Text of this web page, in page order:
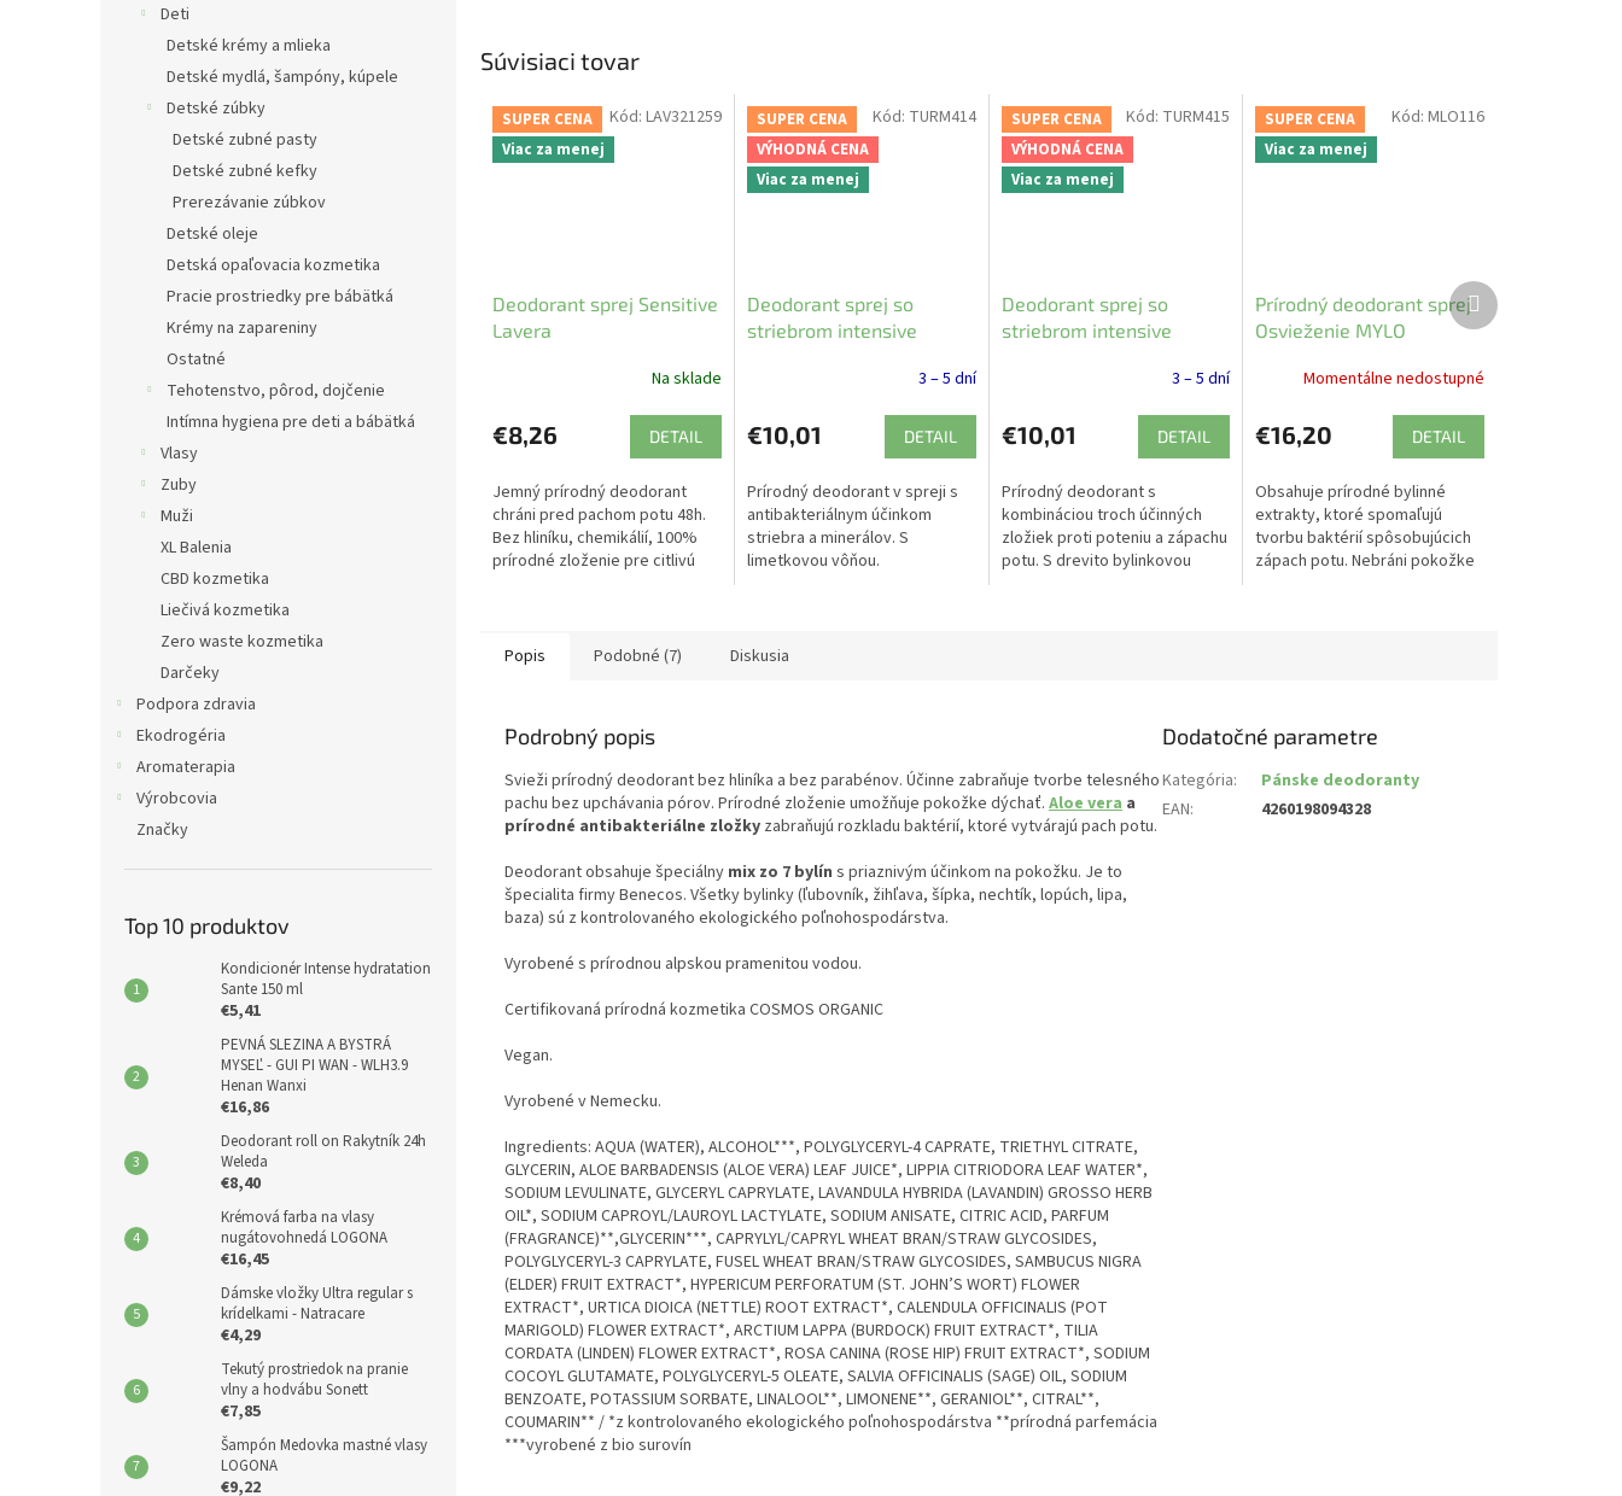
Deti
Detské krémy a mlieka
Detské mydlá, šampóny, kúpele
Detské zúbky
Detské zubné pasty
Detské zubné kefky
Prerezávanie zúbkov
Detské oleje
Detská opaľovacia kozmetika
Pracie prostriedky pre bábätká
Krémy na zapareniny
Ostatné
Tehotenstvo, pôrod, dojčenie
Intímna hygiena pre deti a bábätká
Vlasy
Zuby
Muži
XL Balenia
CBD kozmetika
Liečivá kozmetika
Zero waste kozmetika
Darčeky
Podpora zdravia
Ekodrogéria
Aromaterapia
Výrobcovia
Značky
Top 10 produktov
Kondicionér Intense hydratation
Sante 150 ml
€5,41
PEVNÁ SLEZINA A BYSTRÁ
MYSEĽ - GUI PI WAN - WLH3.9
Henan Wanxi
€16,86
Deodorant roll on Rakytník 24h
Weleda
€8,40
Krémová farba na vlasy
nugátovohnedá LOGONA
€16,45
Dámske vložky Ultra regular s
krídelkami - Natracare
€4,29
Tekutý prostriedok na pranie
vlny a hodvábu Sonett
€7,85
Šampón Medovka mastné vlasy
LOGONA
€9,22
Súvisiaci tovar
SUPER CENA
Viac za menej
Deodorant sprej Sensitive
Lavera
Na sklade
€8,26 DETAIL
Jemný prírodný deodorant
chráni pred pachom potu 48h.
Bez hliníku, chemikálií, 100%
prírodné zloženie pre citlivú
Kód: LAV321259
SUPER CENA
VÝHODNÁ CENA
Viac za menej
Deodorant sprej so
striebrom intensive
3 – 5 dní
€10,01 DETAIL
Prírodný deodorant v spreji s
antibakteriálnym účinkom
striebra a minerálov. S
limetkovou vôňou.
Kód: TURM414
SUPER CENA
VÝHODNÁ CENA
Viac za menej
Deodorant sprej so
striebrom intensive
3 – 5 dní
€10,01 DETAIL
Prírodný deodorant s
kombináciou troch účinných
zložiek proti poteniu a zápachu
potu. S drevito bylinkovou
Kód: TURM415
SUPER CENA
Viac za menej
Prírodný deodorant sprej
Osvieženie MYLO
Momentálne nedostupné
€16,20 DETAIL
Obsahuje prírodné bylinné
extrakty, ktoré spomaľujú
tvorbu baktérií spôsobujúcich
zápach potu. Nebráni pokožke
Kód: MLO116
Ďalší
produkt
Popis Podobné (7) Diskusia
Podrobný popis
Svieži prírodný deodorant bez hliníka a bez parabénov. Účinne zabraňuje tvorbe telesného
pachu bez upchávania pórov. Prírodné zloženie umožňuje pokožke dýchať. Aloe vera a
prírodné antibakteriálne zložky zabraňujú rozkladu baktérií, ktoré vytvárajú pach potu.
Deodorant obsahuje špeciálny mix zo 7 bylín s priaznivým účinkom na pokožku. Je to
špecialita firmy Benecos. Všetky bylinky (ľubovník, žihľava, šípka, nechtík, lopúch, lipa,
baza) sú z kontrolovaného ekologického poľnohospodárstva.
Vyrobené s prírodnou alpskou pramenitou vodou.
Certifikovaná prírodná kozmetika COSMOS ORGANIC
Vegan.
Vyrobené v Nemecku.
Ingredients: AQUA (WATER), ALCOHOL***, POLYGLYCERYL-4 CAPRATE, TRIETHYL CITRATE,
GLYCERIN, ALOE BARBADENSIS (ALOE VERA) LEAF JUICE*, LIPPIA CITRIODORA LEAF WATER*,
SODIUM LEVULINATE, GLYCERYL CAPRYLATE, LAVANDULA HYBRIDA (LAVANDIN) GROSSO HERB
OIL*, SODIUM CAPROYL/LAUROYL LACTYLATE, SODIUM ANISATE, CITRIC ACID, PARFUM
(FRAGRANCE)**,GLYCERIN***, CAPRYLYL/CAPRYL WHEAT BRAN/STRAW GLYCOSIDES,
POLYGLYCERYL-3 CAPRYLATE, FUSEL WHEAT BRAN/STRAW GLYCOSIDES, SAMBUCUS NIGRA
(ELDER) FRUIT EXTRACT*, HYPERICUM PERFORATUM (ST. JOHN’S WORT) FLOWER
EXTRACT*, URTICA DIOICA (NETTLE) ROOT EXTRACT*, CALENDULA OFFICINALIS (POT
MARIGOLD) FLOWER EXTRACT*, ARCTIUM LAPPA (BURDOCK) FRUIT EXTRACT*, TILIA
CORDATA (LINDEN) FLOWER EXTRACT*, ROSA CANINA (ROSE HIP) FRUIT EXTRACT*, SODIUM
COCOYL GLUTAMATE, POLYGLYCERYL-5 OLEATE, SALVIA OFFICINALIS (SAGE) OIL, SODIUM
BENZOATE, POTASSIUM SORBATE, LINALOOL**, LIMONENE**, GERANIOL**, CITRAL**,
COUMARIN** / *z kontrolovaného ekologického poľnohospodárstva **prírodná parfemácia
***vyrobené z bio surovín
Dodatočné parametre
Kategória:
Pánske deodoranty
EAN: 4260198094328